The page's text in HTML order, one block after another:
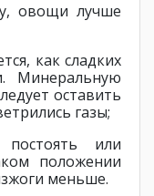
овощи лучше
как сладких
Минеральную
оставить
газы;
или
положении
меньше.